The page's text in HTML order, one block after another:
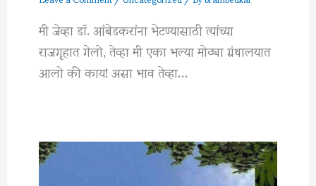
मी जेव्हा डॉ. आंबेडकरांना भेटण्यासाठी त्यांच्या
राजगृहात गेलो, तेव्हा मी एका भल्या मोठ्या ग्रंथालयात
आलो की काय! असा भाव तेव्हा…